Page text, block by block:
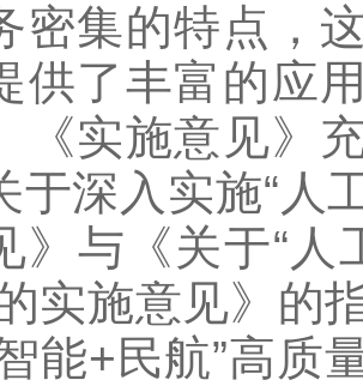
密集的特点，
供了丰富的应
《实施意见》
于深入实施“人
》与《关于“人
实施意见》的
能+民航”高质